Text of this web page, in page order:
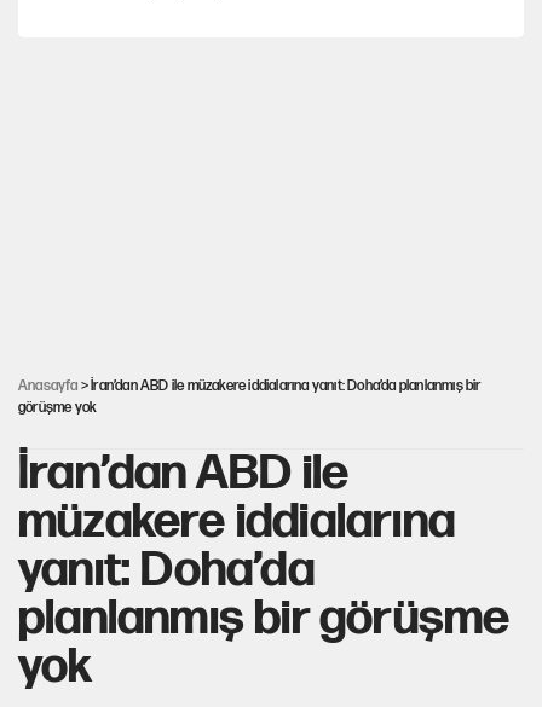
Anasayfa > İran’dan ABD ile müzakere iddialarına yanıt: Doha’da planlanmış bir
görüşme yok
İran’dan ABD ile
müzakere iddialarına
yanıt: Doha’da
planlanmış bir görüşme
yok